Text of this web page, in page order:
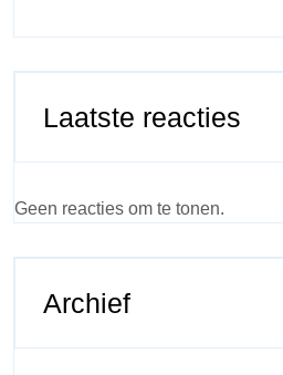
Laatste reacties
Geen reacties om te tonen.
Archief